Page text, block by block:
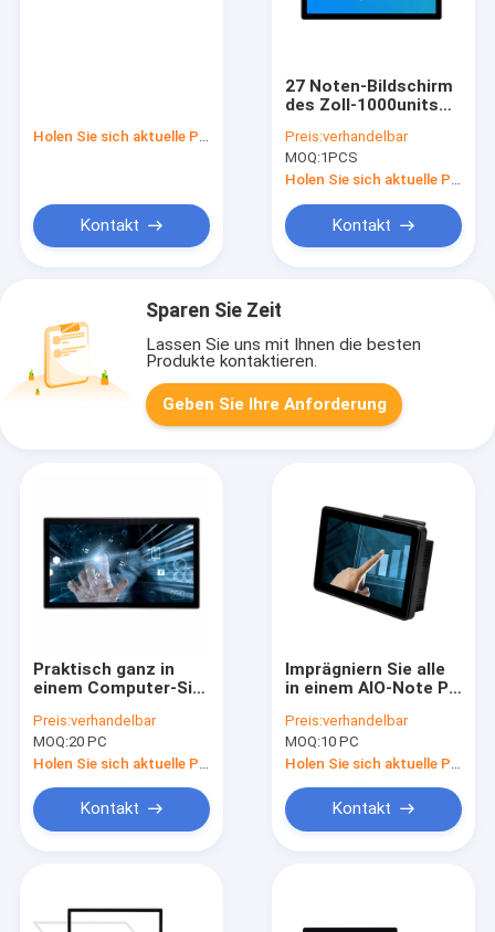
Holen Sie sich aktuelle Preis
Kontakt
27 Noten-Bildschirm
des Zoll-1000units
wasserdichten DCs
12v
Preis:verhandelbar
MOQ:1PCS
Kontakt
Sparen Sie Zeit
Lassen Sie uns mit Ihnen die besten
Produkte kontaktieren.
Geben Sie Ihre Anforderung
Praktisch ganz in
einem Computer-Sitz
Bildschirm-
Blendschutz
Preis:verhandelbar
MOQ:20 PC
Kontakt
Imprägniern Sie alle
in einem AIO-Note PC
10,1 Zoll
Preis:verhandelbar
MOQ:10 PC
Kontakt